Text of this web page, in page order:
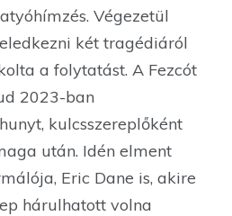
Végezetül
két tragédiáról
a folytatást. A Fezcót
2023-ban
kulcsszereplőként
után. Idén elment
Eric Dane is, akire
hárulhatott volna